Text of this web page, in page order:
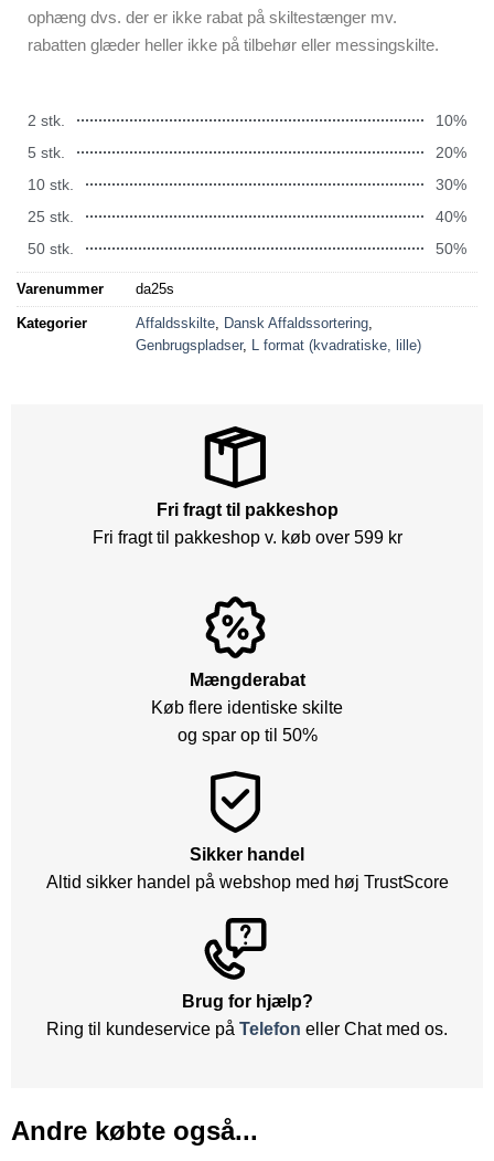
ophæng dvs. der er ikke rabat på skiltestænger mv.
rabatten glæder heller ikke på tilbehør eller messingskilte.
2 stk.
10%
5 stk.
20%
10 stk.
30%
25 stk.
40%
50 stk.
50%
Varenummer da25s
Kategorier Affaldsskilte, Dansk Affaldssortering,
Genbrugspladser, L format (kvadratiske, lille)
Fri fragt til pakkeshop
Fri fragt til pakkeshop v. køb over 599 kr
Mængderabat
Køb flere identiske skilte
og spar op til 50%
Sikker handel
Altid sikker handel på webshop med høj TrustScore
Brug for hjælp?
Ring til kundeservice på Telefon eller Chat med os.
Andre købte også...